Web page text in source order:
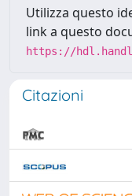
Utilizza questo
link a questo
https://
Citazioni